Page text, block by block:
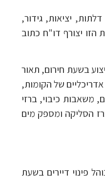
יציאות, גידור,
הזו יצורף דו"ח כתוב
בשעת חירום, תאור
של הקומות,
משאבות כיבוי, ברזי
הסליקה ומספק מים
פינוי דיירים בשעת